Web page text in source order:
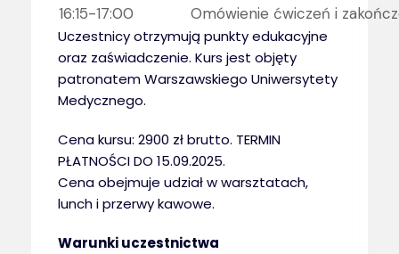
16:15-17:00
Omówienie ćwiczeń i
Uczestnicy otrzymują punkty edukacyjne
oraz zaświadczenie. Kurs jest objęty
patronatem Warszawskiego Uniwersytety
Medycznego.
Cena kursu: 2900 zł brutto. TERMIN
PŁATNOŚCI DO 15.09.2025.
Cena obejmuje udział w warsztatach,
lunch i przerwy kawowe.
Warunki uczestnictwa